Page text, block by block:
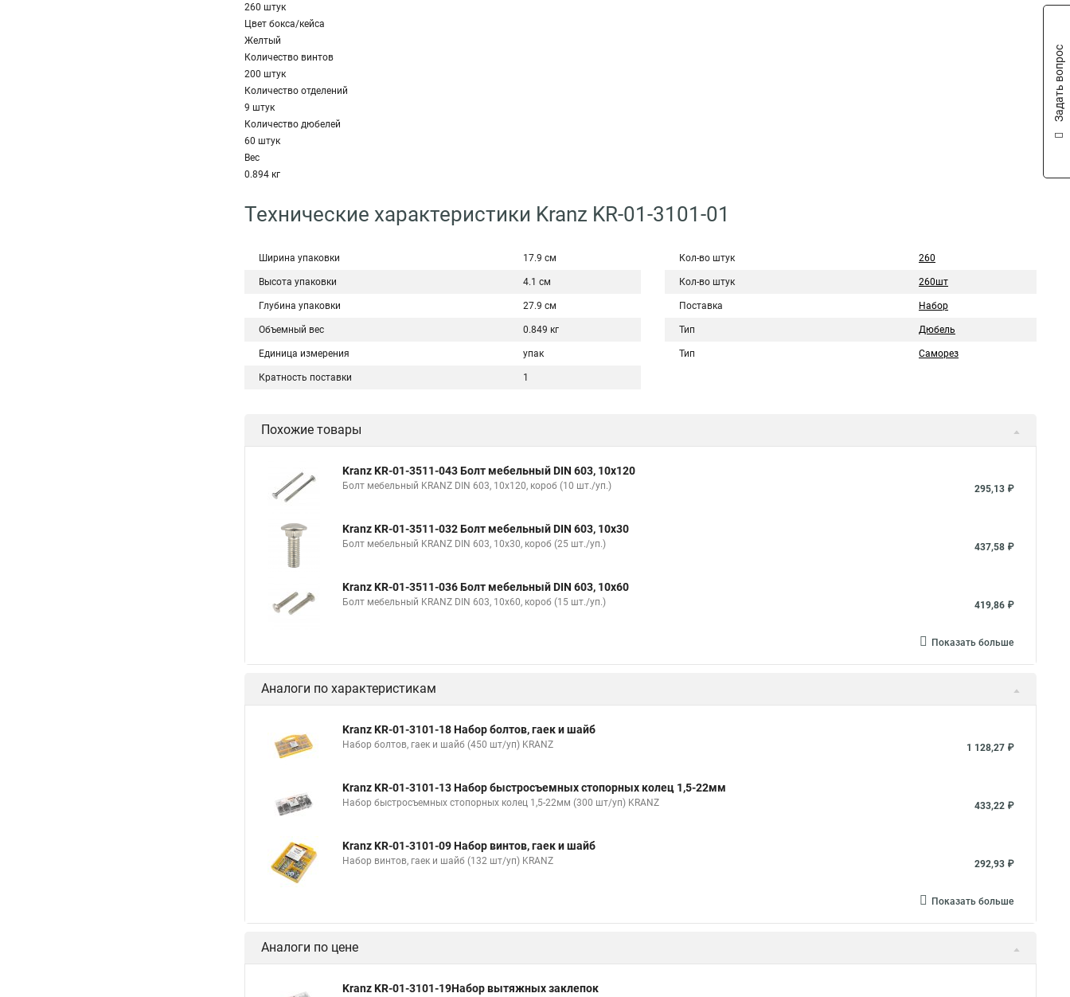
260 штук
Цвет бокса/кейса
Желтый
Количество винтов
200 штук
Количество отделений
9 штук
Количество дюбелей
60 штук
Вес
0.894 кг
Технические характеристики Kranz KR-01-3101-01
Ширина упаковки 17.9 см
Высота упаковки 4.1 см
Глубина упаковки 27.9 см
Объемный вес 0.849 кг
Единица измерения упак
Кратность поставки 1
Кол-во штук 260
Кол-во штук 260шт
Поставка Набор
Тип Дюбель
Тип Саморез
Похожие товары
Kranz KR-01-3511-043 Болт мебельный DIN 603, 10х120
Болт мебельный KRANZ DIN 603, 10х120, короб (10 шт./уп.) 295,13 ₽
Kranz KR-01-3511-032 Болт мебельный DIN 603, 10х30
Болт мебельный KRANZ DIN 603, 10х30, короб (25 шт./уп.) 437,58 ₽
Kranz KR-01-3511-036 Болт мебельный DIN 603, 10х60
Болт мебельный KRANZ DIN 603, 10х60, короб (15 шт./уп.) 419,86 ₽
Показать больше
Аналоги по характеристикам
Kranz KR-01-3101-18 Набор болтов, гаек и шайб
Набор болтов, гаек и шайб (450 шт/уп) KRANZ 1 128,27 ₽
Kranz KR-01-3101-13 Набор быстросъемных стопорных колец 1,5-22мм
Набор быстросъемных стопорных колец 1,5-22мм (300 шт/уп) KRANZ 433,22 ₽
Kranz KR-01-3101-09 Набор винтов, гаек и шайб
Набор винтов, гаек и шайб (132 шт/уп) KRANZ 292,93 ₽
Показать больше
Аналоги по цене
Kranz KR-01-3101-19Набор вытяжных заклепок
Задать вопрос